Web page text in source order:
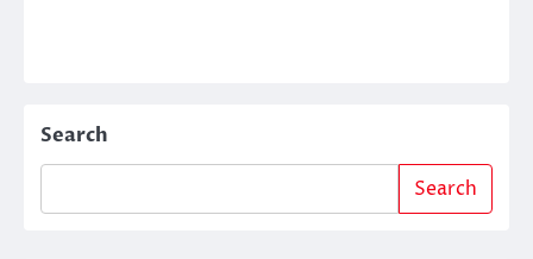
Search
Search